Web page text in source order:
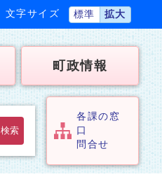
文字サイズ 標準 拡大
町政情報
検索
各課の窓
口
問合せ